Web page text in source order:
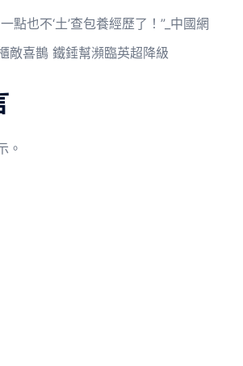
點也不‘土’查包養經歷了！”_中國網
敵喜鵲 鐵錘幫瀕臨英超降級
。